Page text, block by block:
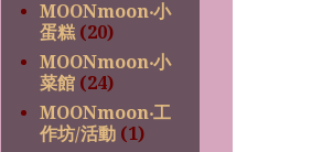
MOONmoon‧小
蛋糕 (20)
MOONmoon‧小
菜館 (24)
MOONmoon‧工
作坊/活動 (1)